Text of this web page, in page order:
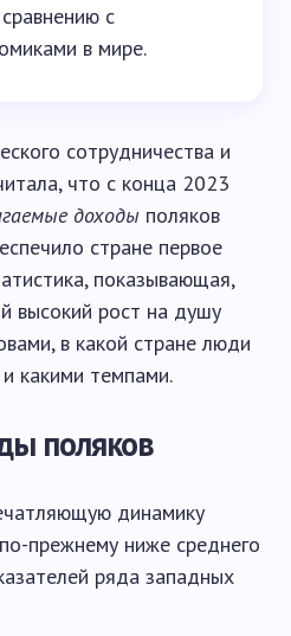
с
в мире.
сотрудничества и
что с конца 2023
доходы поляков
стране первое
показывающая,
высокий рост на душу
в какой стране люди
какими темпами.
поляков
динамику
прежнему ниже среднего
ряда западных